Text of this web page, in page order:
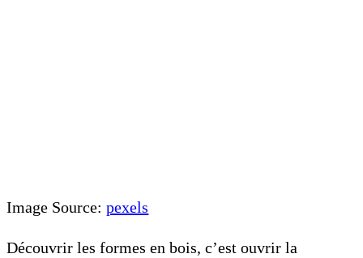
Image Source:pexels
Découvrir les formes en bois, c’est ouvrir la